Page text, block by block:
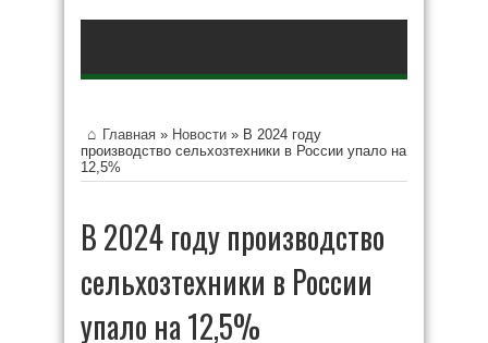
Главная » Новости » В 2024 году
производство сельхозтехники в России упало на
12,5%
В 2024 году производство
сельхозтехники в России
упало на 12,5%